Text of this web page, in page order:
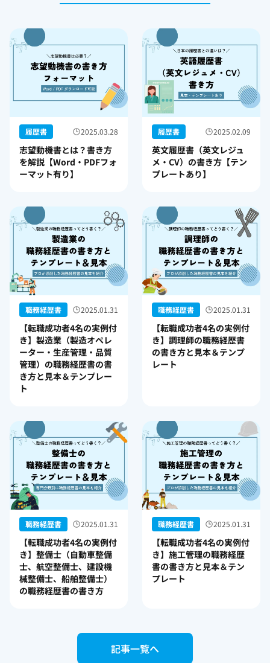
履歴書 2025.03.28
志望動機書とは？書き方
を解説【Word・PDFフォ
ーマット有り】
履歴書 2025.02.09
英文履歴書（英文レジュ
メ・CV）の書き方【テン
プレートあり】
職務経歴書 2025.01.31
【転職成功者4名の実例付
き】製造業（製造オペレ
ーター・生産管理・品質
管理）の職務経歴書の書
き方と見本＆テンプレー
ト
職務経歴書 2025.01.31
【転職成功者4名の実例付
き】調理師の職務経歴書
の書き方と見本＆テンプ
レート
職務経歴書 2025.01.31
【転職成功者4名の実例付
き】整備士（自動車整備
士、航空整備士、建設機
械整備士、船舶整備士）
の職務経歴書の書き方
職務経歴書 2025.01.31
【転職成功者4名の実例付
き】施工管理の職務経歴
書の書き方と見本＆テン
プレート
記事一覧へ